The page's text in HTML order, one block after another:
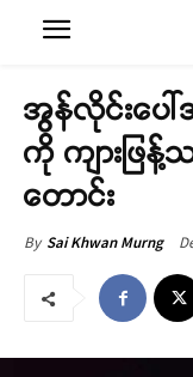
အွန်လိုင်းပေ
ကို ကျားဖြန့်
တောင်း
By Sai Khwan Murng